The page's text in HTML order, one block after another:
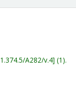
A282/v.4 (1).